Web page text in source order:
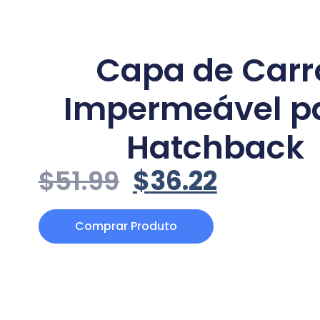
Capa de
Impermeável
Hatchback
$51.99 $36.22
Comprar Produto